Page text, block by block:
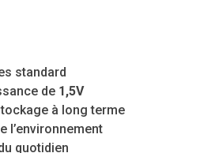
standard
de 1,5V
à long terme
l’environnement
quotidien